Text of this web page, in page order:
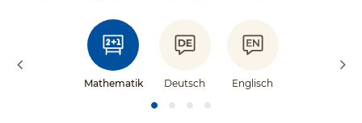
Mathematik Deutsch Englisch